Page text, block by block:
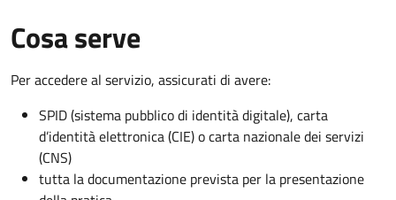
Cosa serve
Per accedere al servizio, assicurati di avere:
SPID (sistema pubblico di identità digitale), carta
d’identità elettronica (CIE) o carta nazionale dei servizi
(CNS)
tutta la documentazione prevista per la presentazione